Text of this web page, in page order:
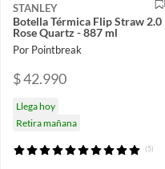
STANLEY
Botella Térmica Flip Straw 2.0
Rose Quartz - 887 ml
Por Pointbreak
$ 42.990
Llega hoy
Retira mañana
(5)